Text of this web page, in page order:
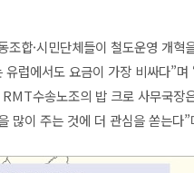
조합·시민단체들이 철도운영 개
유럽에서도 요금이 가장 비싸다”
수송노조의 밥 크로 사무국장
많이 주는 것에 더 관심을 쏟는다